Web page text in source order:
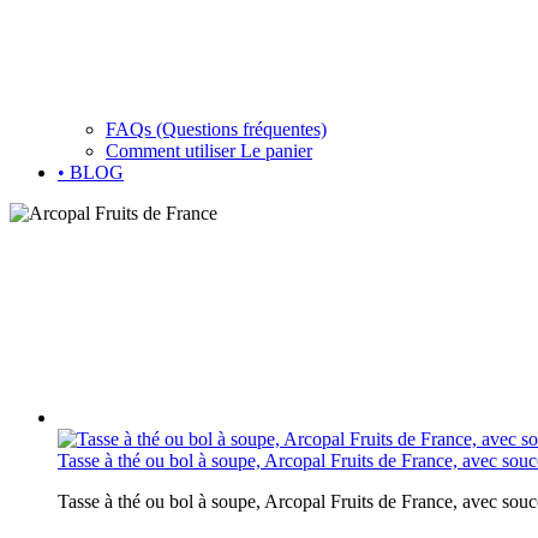
FAQs (Questions fréquentes)
Comment utiliser Le panier
• BLOG
Tasse à thé ou bol à soupe, Arcopal Fruits de France, avec
Tasse à thé ou bol à soupe, Arcopal Fruits de France, avec